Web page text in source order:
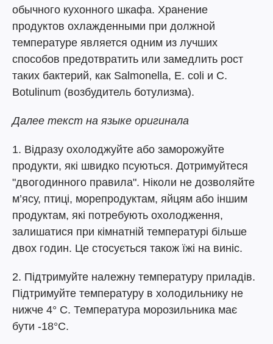
обычного кухонного шкафа. Хранение
продуктов охлажденными при должной
температуре является одним из лучших
способов предотвратить или замедлить рост
таких бактерий, как Salmonella, E. coli и C.
Botulinum (возбудитель ботулизма).
Далее текст на языке оригинала
1. Відразу охолоджуйте або заморожуйте
продукти, які швидко псуються. Дотримуйтеся
"двогодинного правила". Ніколи не дозволяйте
м’ясу, птиці, морепродуктам, яйцям або іншим
продуктам, які потребують охолодження,
залишатися при кімнатній температурі більше
двох годин. Це стосується також їжі на виніс.
2. Підтримуйте належну температуру приладів.
Підтримуйте температуру в холодильнику не
нижче 4° C. Температура морозильника має
бути -18°C.